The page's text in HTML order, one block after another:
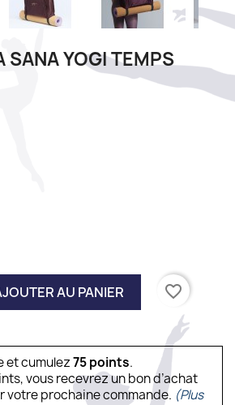
SANA YOGI TEMPS
AU PANIER favorite_border
et cumulez75points.
vous recevrez un bon d’achat
votre prochaine commande. (Plus